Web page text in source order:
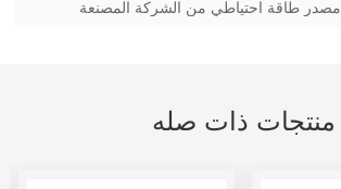
مصدر طاقة احتياطي من الشركة المصنعة
منتجات ذات صله